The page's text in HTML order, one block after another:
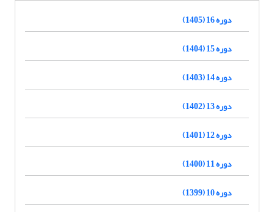
دوره 16 (1405)
دوره 15 (1404)
دوره 14 (1403)
دوره 13 (1402)
دوره 12 (1401)
دوره 11 (1400)
دوره 10 (1399)